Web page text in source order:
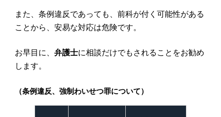
また、条例違反であっても、前科が付く可能性がある
ことから、安易な対応は危険です。
お早目に、 弁護士に相談だけでもされることをお勧め
します。
（条例違反、強制わいせつ罪について）